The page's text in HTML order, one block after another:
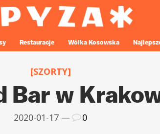
Restauracje Wólka Kosowska
[SZORTY]
Bar w
2020-01-17 — 0